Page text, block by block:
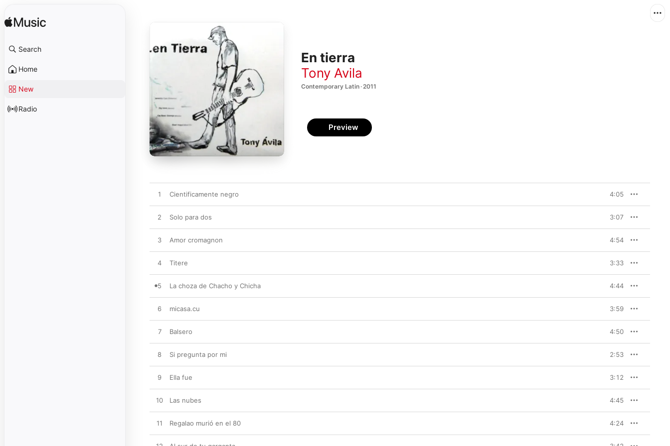
Search
Home
New
Radio
En tierra
Tony Avila
Contemporary Latin · 2011
Preview
1 Cientificamente negro 4:05
2 Solo para dos 3:07
3 Amor cromagnon 4:54
4 Titere 3:33
5 La choza de Chacho y Chicha 4:44
6 micasa.cu 3:59
7 Balsero 4:50
8 Si pregunta por mi 2:53
9 Ella fue 3:12
10 Las nubes 4:45
11 Regalao murió en el 80 4:24